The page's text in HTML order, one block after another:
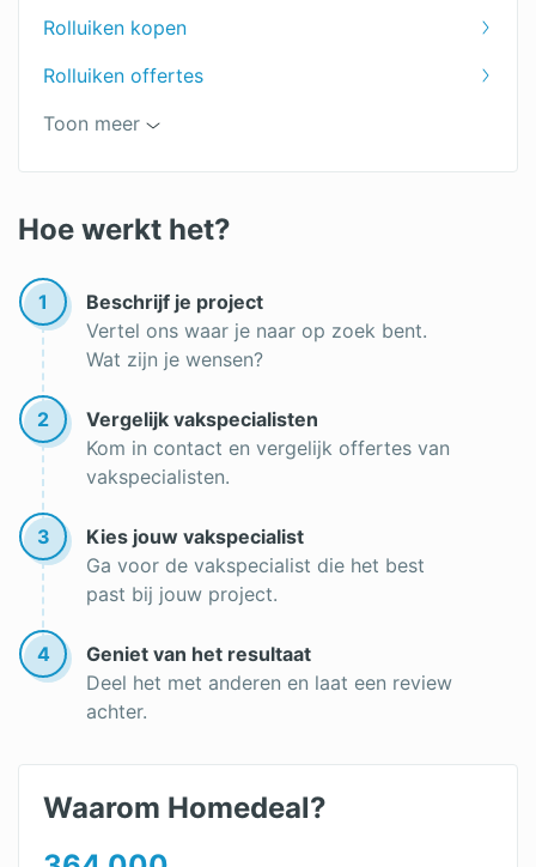
Rolluiken kopen
Rolluiken offertes
Rolluiken merken
Toon meer
Hoe werkt het?
1
Beschrijf je project
Vertel ons waar je naar op zoek bent.
Wat zijn je wensen?
2
Vergelijk vakspecialisten
Kom in contact en vergelijk offertes van
vakspecialisten.
3
Kies jouw vakspecialist
Ga voor de vakspecialist die het best
past bij jouw project.
4
Geniet van het resultaat
Deel het met anderen en laat een review
achter.
Waarom Homedeal?